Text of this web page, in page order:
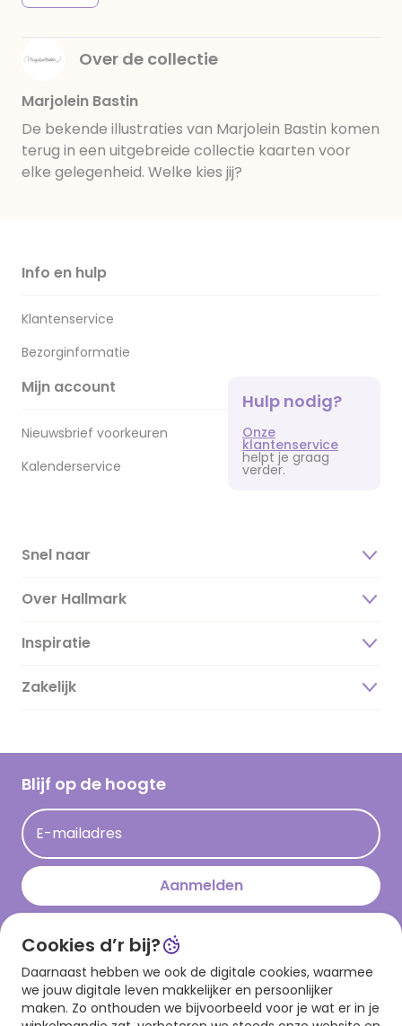
Over de collectie
Marjolein Bastin
De bekende illustraties van Marjolein Bastin komen
terug in een uitgebreide collectie kaarten voor
elke gelegenheid. Welke kies jij?
Info en hulp
Klantenservice
Bezorginformatie
Mijn account
Nieuwsbrief voorkeuren
Kalenderservice
Hulp nodig?
Onze
klantenservice
helpt je graag
verder.
Snel naar
Over Hallmark
Over ons
Duurzaamheid
Hallmark Kaartclub
Acties
Persberichten
Hallmark en Kinderpostzegels
Inspiratie
Magazine
Cadeau inspiratie
Kaartinspiratie
Zakelijk
Blijf op de hoogte
E-mailadres
Aanmelden
Download onze app
Cookies d’r bij?
Daarnaast hebben we ook de digitale cookies, waarmee
we jouw digitale leven makkelijker en persoonlijker
maken. Zo onthouden we bijvoorbeeld voor je wat er in je